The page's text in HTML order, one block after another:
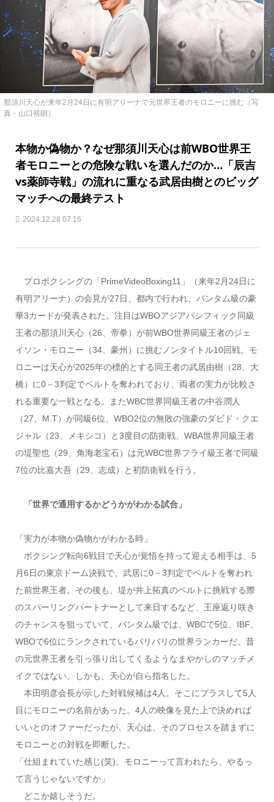
那須川天心が来年2月24日に有明アリーナで元世界王者のモロニーに挑む（写
真・山口裕朗）
本物か偽物か？なぜ那須川天心は前WBO世界王
者モロニーとの危険な戦いを選んだのか…「辰吉
vs薬師寺戦」の流れに重なる武居由樹とのビッグ
マッチへの最終テスト
2024.12.28 07:16
プロボクシングの「PrimeVideoBoxing11」（来年2月24日に
有明アリーナ）の会見が27日、都内で行われ、バンタム級の豪
華3カードが発表された。注目はWBOアジアパシフィック同級
王者の那須川天心（26、帝拳）が前WBO世界同級王者のジェ
イソン・モロニー（34、豪州）に挑むノンタイトル10回戦。モ
ロニーは天心が2025年の標的とする同王者の武居由樹（28、大
橋）に0－3判定でベルトを奪われており、両者の実力が比較さ
れる重要な一戦となる。またWBC世界同級王者の中谷潤人
（27、M.T）が同級6位、WBO2位の無敗の強豪のダビド・クエ
ジャル（23、メキシコ）と3度目の防衛戦、WBA世界同級王者
の堤聖也（29、角海老宝石）は元WBC世界フライ級王者で同級
7位の比嘉大吾（29、志成）と初防衛戦を行う。
「世界で通用するかどうかがわかる試合」
「実力が本物か偽物かがわかる時」
ボクシング転向6戦目で天心が覚悟を持って迎える相手は、5
月6日の東京ドーム決戦で、武居に0－3判定でベルトを奪われ
た前世界王者。その後も、堤が井上拓真のベルトに挑戦する際
のスパーリングパートナーとして来日するなど、王座返り咲き
のチャンスを狙っていて、バンタム級では、WBCで5位、IBF、
WBOで6位にランクされているバリバリの世界ランカーだ。昔
の元世界王者を引っ張り出してくるようなまやかしのマッチメ
イクではない。しかも、天心が自ら指名した。
本田明彦会長が示した対戦候補は4人。そこにプラスして5人
目にモロニーの名前があった。4人の映像を見た上で決めれば
いいとのオファーだったが、天心は、そのプロセスを踏まずに
モロニーとの対戦を即断した。
「仕組まれていた感じ(笑)。モロニーって言われたら、やるっ
て言うじゃないですか」
どこか嬉しそうだ。